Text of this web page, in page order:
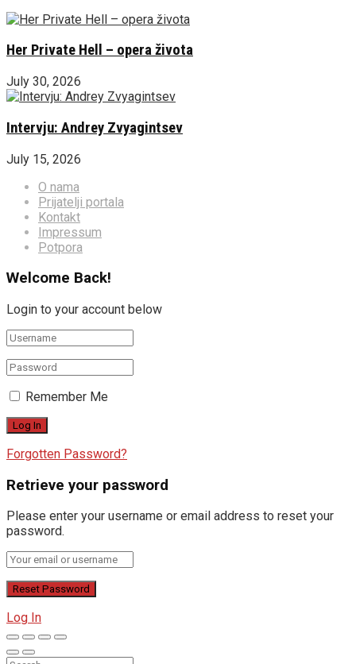
Her Private Hell – opera života
July 30, 2026
Intervju: Andrey Zvyagintsev
July 15, 2026
O nama
Prijatelji portala
Kontakt
Impressum
Potpora
Welcome Back!
Login to your account below
Remember Me
Forgotten Password?
Retrieve your password
Please enter your username or email address to reset your
password.
Log In